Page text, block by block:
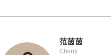
范茵茵
Cherry